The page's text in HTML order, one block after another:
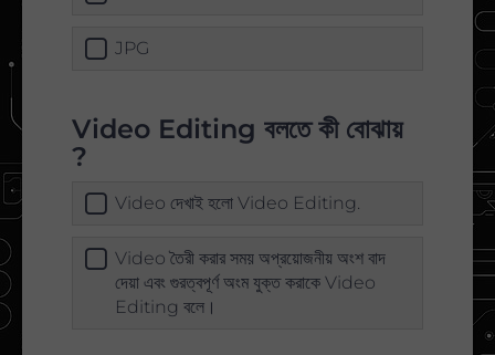
JPG
Video Editing বলতে কী বোঝায়
?
Video দেখাই হলো Video Editing.
Video তৈরী করার সময় অপ্রয়োজনীয় অংশ বাদ
দেয়া এবং গুরত্বপূর্ণ অংম যুক্ত করাকে Video
Editing বলে।